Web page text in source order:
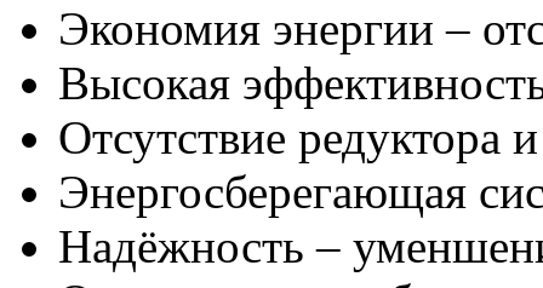
Экономия энергии –
Высокая
Отсутствие редуктора
Энергосберегающая
Надёжность –